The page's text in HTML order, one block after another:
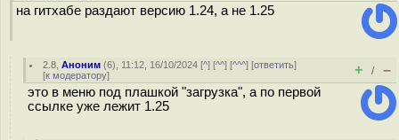
на гитхабе раздают версию 1.24, а не 1.25
2.8 ,Аноним (6), 11:12, 16/10/2024 [^] [^^] [^^^] [ответить]
[к модератору] + / –
это в меню под плашкой "загрузка", а по первой
ссылке уже лежит 1.25